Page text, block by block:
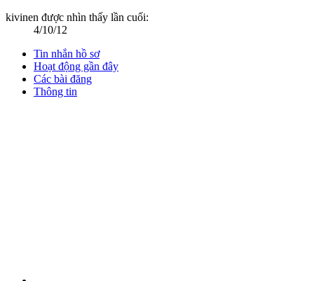
kivinen được nhìn thấy lần cuối:
4/10/12
Tin nhắn hồ sơ
Hoạt động gần đây
Các bài đăng
Thông tin